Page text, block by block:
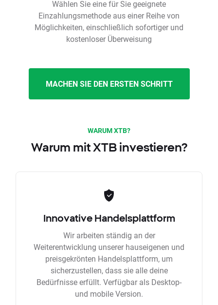
Wählen Sie eine für Sie geeignete
Einzahlungsmethode aus einer Reihe von
Möglichkeiten, einschließlich sofortiger und
kostenloser Überweisung
MACHEN SIE DEN ERSTEN SCHRITT
WARUM XTB?
Warum mit XTB investieren?
Innovative Handelsplattform
Wir arbeiten ständig an der
Weiterentwicklung unserer hauseigenen und
preisgekrönten Handelsplattform, um
sicherzustellen, dass sie alle deine
Bedürfnisse erfüllt. Verfügbar als Desktop-
und mobile Version.